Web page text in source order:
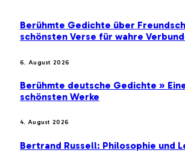
Berühmte Gedichte über
schönsten Verse für wahre
6. August 2026
Berühmte deutsche Gedichte »
schönsten Werke
4. August 2026
Bertrand Russell: Philosophie und